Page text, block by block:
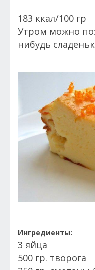
183 ккал/100 гр
Утром можно
нибудь
Ингредиенты:
3 яйца
500 гр. творога